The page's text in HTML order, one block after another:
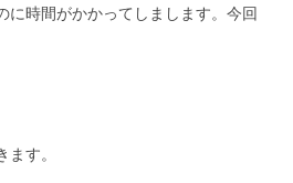
に時間がかかってしまします。今回
す。